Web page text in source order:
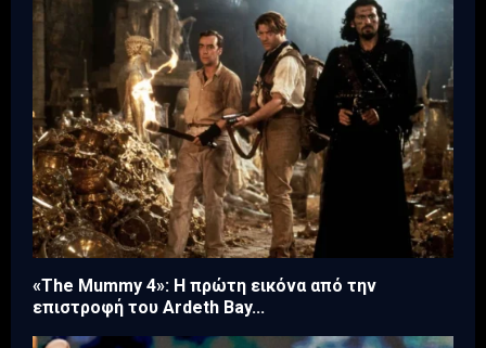
«The Mummy 4»: Η πρώτη εικόνα από την
επιστροφή του Ardeth Bay...